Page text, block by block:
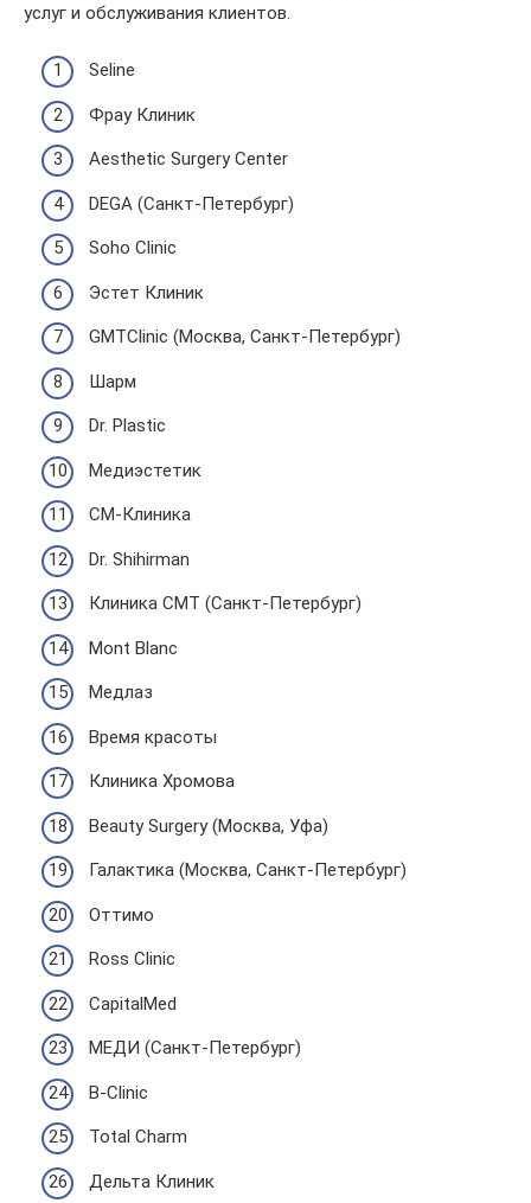
услуг и обслуживания клиентов.
Seline
Фрау Клиник
Aesthetic Surgery Center
DEGA (Санкт-Петербург)
Soho Clinic
Эстет Клиник
GMTClinic (Москва, Санкт-Петербург)
Шарм
Dr. Plastic
Медиэстетик
СМ-Клиника
Dr. Shihirman
Клиника СМТ (Санкт-Петербург)
Mont Blanc
Медлаз
Время красоты
Клиника Хромова
Beauty Surgery (Москва, Уфа)
Галактика (Москва, Санкт-Петербург)
Оттимо
Ross Clinic
CapitalMed
МЕДИ (Санкт-Петербург)
B-Clinic
Total Charm
Дельта Клиник